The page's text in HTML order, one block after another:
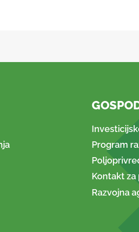
Program
Kontakt
Razvojna